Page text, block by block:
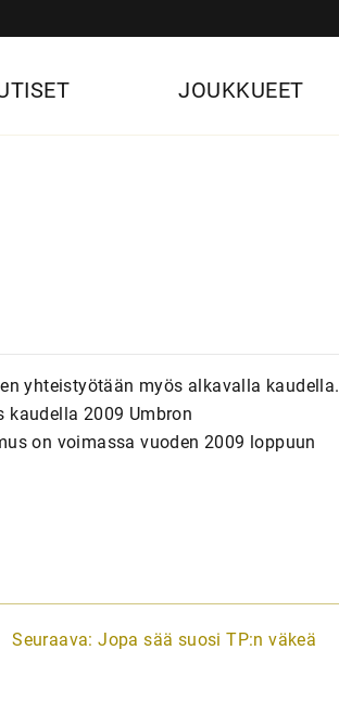
JOUKKUEET
yhteistyötään myös alkavalla kaudella.
kaudella 2009 Umbron
on voimassa vuoden 2009 loppuun
Seuraava: Jopa sää suosi TP:n väkeä